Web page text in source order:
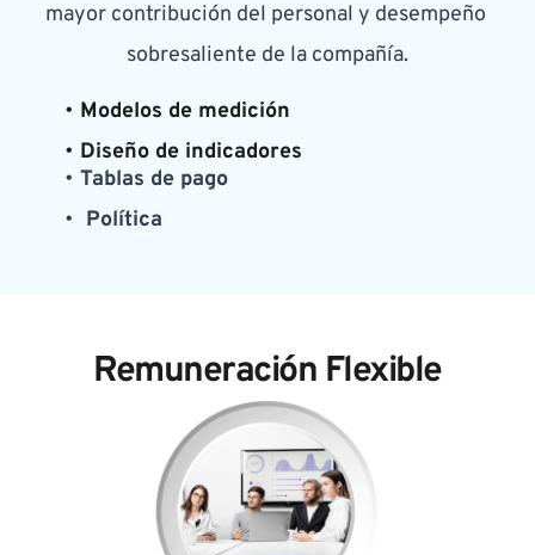
mayor contribución del personal y desempeño
sobresaliente de la compañía.
Modelos de medición
Diseño de indicadores
Tablas de pago
Política
Remuneración Flexible